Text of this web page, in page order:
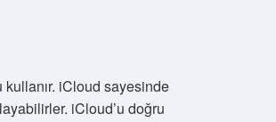
iCloud sayesinde
iCloud’u doğru